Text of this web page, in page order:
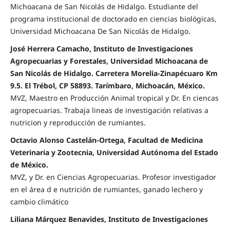
Michoacana de San Nicolás de Hidalgo. Estudiante del
programa institucional de doctorado en ciencias biológicas,
Universidad Michoacana De San Nicolás de Hidalgo.
José Herrera Camacho, Instituto de Investigaciones
Agropecuarias y Forestales, Universidad Michoacana de
San Nicolás de Hidalgo. Carretera Morelia-Zinapécuaro Km
9.5. El Trébol, CP 58893. Tarímbaro, Michoacán, México.
MVZ, Maestro en Producción Animal tropical y Dr. En ciencas
agropecuarias. Trabaja lineas de investigación relativas a
nutricion y reproducción de rumiantes.
Octavio Alonso Castelán-Ortega, Facultad de Medicina
Veterinaria y Zootecnia, Universidad Autónoma del Estado
de México.
MVZ, y Dr. en Ciencias Agropecuarias. Profesor investigador
en el área d e nutrición de rumiantes, ganado lechero y
cambio climático
Liliana Márquez Benavides, Instituto de Investigaciones